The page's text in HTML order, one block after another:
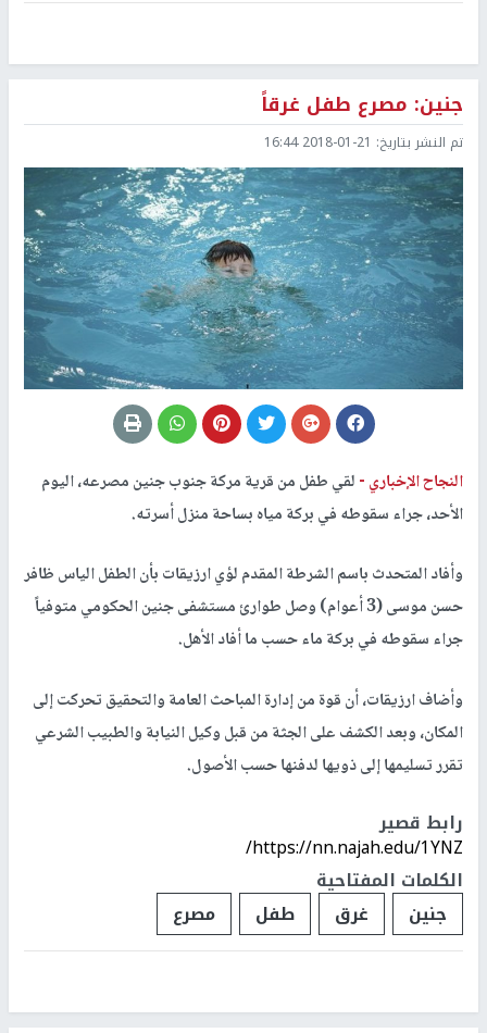
جنين: مصرع طفل غرقاً
تم النشر بتاريخ: 2018-01-21 16:44
النجاح الإخباري -لقي طفل من قرية مركة جنوب جنين مصرعه، اليوم
الأحد، جراء سقوطه في بركة مياه بساحة منزل أسرته.
وأفاد المتحدث باسم الشرطة المقدم لؤي ارزيقات بأن الطفل الياس ظافر
حسن موسى (3 أعوام) وصل طوارئ مستشفى جنين الحكومي متوفياً
جراء سقوطه في بركة ماء حسب ما أفاد الأهل.
وأضاف ارزيقات، أن قوة من إدارة المباحث العامة والتحقيق تحركت إلى
المكان، وبعد الكشف على الجثة من قبل وكيل النيابة والطبيب الشرعي
تقرر تسليمها إلى ذويها لدفنها حسب الأصول.
رابط قصير
https://nn.najah.edu/1YNZ/
الكلمات المفتاحية
جنين
غرق طفل مصرع